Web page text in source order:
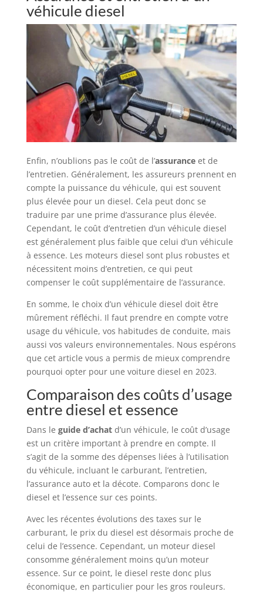
véhicule diesel
Enfin, n’oublions pas le coût de l’assuranceet de
l’entretien. Généralement, les assureurs prennent en
compte la puissance du véhicule, qui est souvent
plus élevée pour un diesel. Cela peut donc se
traduire par une prime d’assurance plus élevée.
Cependant, le coût d’entretien d’un véhicule diesel
est généralement plus faible que celui d’un véhicule
à essence. Les moteurs diesel sont plus robustes et
nécessitent moins d’entretien, ce qui peut
compenser le coût supplémentaire de l’assurance.
En somme, le choix d’un véhicule diesel doit être
mûrement réfléchi. Il faut prendre en compte votre
usage du véhicule, vos habitudes de conduite, mais
aussi vos valeurs environnementales. Nous espérons
que cet article vous a permis de mieux comprendre
pourquoi opter pour une voiture diesel en 2023.
Comparaison des coûts d’usage
entre diesel et essence
Dans le guide d’achatd’un véhicule, le coût d’usage
est un critère important à prendre en compte. Il
s’agit de la somme des dépenses liées à l’utilisation
du véhicule, incluant le carburant, l’entretien,
l’assurance auto et la décote. Comparons donc le
diesel et l’essence sur ces points.
Avec les récentes évolutions des taxes sur le
carburant, le prix du diesel est désormais proche de
celui de l’essence. Cependant, un moteur diesel
consomme généralement moins qu’un moteur
essence. Sur ce point, le diesel reste donc plus
économique, en particulier pour les gros rouleurs.